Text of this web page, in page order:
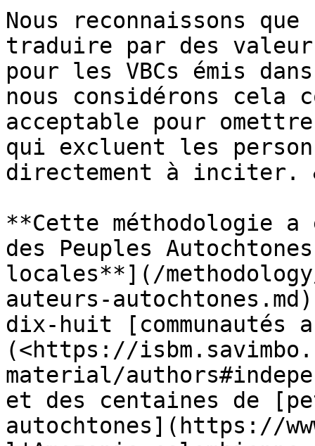
Nous reconnaissons
traduire par des
pour les VBCs émis
nous considérons cela
acceptable pour
qui excluent les
directement à inciter.
**Cette méthodologie
des Peuples
locales**](/
auteurs-
dix-huit [communautés
(<https://
material/
et des centaines de
autochtones](https://